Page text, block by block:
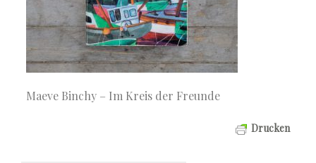
Maeve Binchy – Im Kreis der Freunde
Drucken